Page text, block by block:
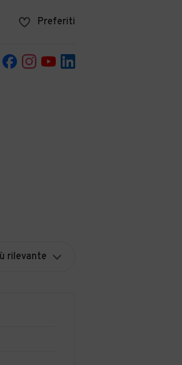
Preferiti
rilevante